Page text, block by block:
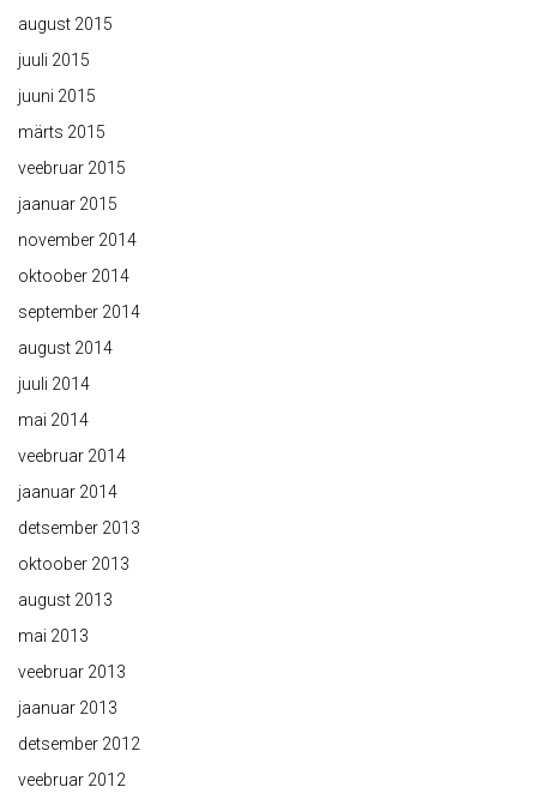
august 2015
juuli 2015
juuni 2015
märts 2015
veebruar 2015
jaanuar 2015
november 2014
oktoober 2014
september 2014
august 2014
juuli 2014
mai 2014
veebruar 2014
jaanuar 2014
detsember 2013
oktoober 2013
august 2013
mai 2013
veebruar 2013
jaanuar 2013
detsember 2012
veebruar 2012